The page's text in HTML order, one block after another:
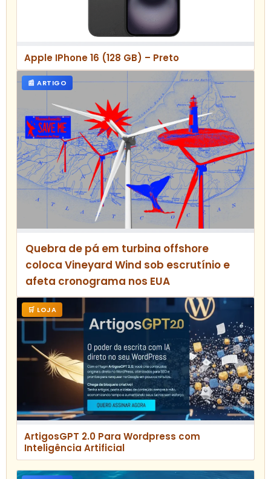
Apple IPhone 16 (128 GB) – Preto
📰 ARTIGO
Quebra de pá em turbina offshore
coloca Vineyard Wind sob escrutínio e
afeta cronograma nos EUA
🛒 LOJA
ArtigosGPT 2.0 Para Wordpress com
Inteligência Artificial